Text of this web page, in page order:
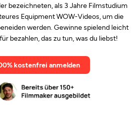
bezeichneten, als 3 Jahre Filmstudium
Equipment WOW-Videos, um die
werden. Gewinne spielend leicht
bezahlen, das zu tun, was du liebst!
kostenfrei anmelden